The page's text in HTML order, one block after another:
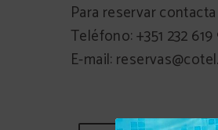
Para reservar
Teléfono: +351 232
E-mail: